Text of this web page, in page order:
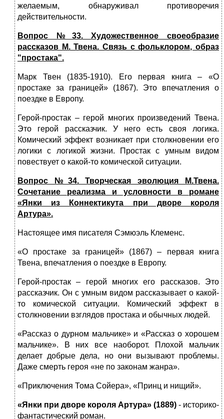
желаемым, обнаруживал противоречия
действительности.
Вопрос №33. Художественное своеобразие
рассказов М. Твена. Связь с фольклором, образ
"простака".
Марк Твен (1835-1910). Его первая книга – «О
простаке за границей» (1867). Это впечатления о
поездке в Европу.
Герой-простак – герой многих произведений Твена.
Это герой рассказчик. У него есть своя логика.
Комический эффект возникает при столкновении его
логики с логикой жизни. Простак с умным видом
повествует о какой-то комической ситуации.
Вопрос №34. Творческая эволюция М.Твена.
Сочетание реализма и условности в романе
«Янки из Коннектикута при дворе короля
Артура».
Настоящее имя писателя Сэмюэль Клеменс.
«О простаке за границей» (1867) – первая книга
Твена, впечатления о поездке в Европу.
Герой-простак – герой многих его рассказов. Это
рассказчик. Он с умным видом рассказывает о какой-
то комической ситуации. Комический эффект в
столкновении взглядов простака и обычных людей.
«Рассказ о дурном мальчике» и «Рассказ о хорошем
мальчике». В них все наоборот. Плохой мальчик
делает добрые дела, но они вызывают проблемы.
Даже смерть героя «не по законам жанра».
«Приключения Тома Сойера», «Принц и нищий».
«Янки при дворе короля Артура» (1889) - историко-
фантастический рома­н.